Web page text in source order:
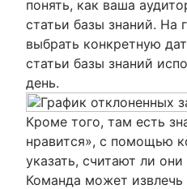
понять, как ваша
статьи базы знаний. На
выбрать конкретную
статьи базы знаний
день.
Кроме того, там есть
нравится», с помощью
указать, считают ли
Команда может извлечь